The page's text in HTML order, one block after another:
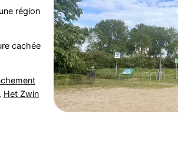
région
cachée
Het Zwin